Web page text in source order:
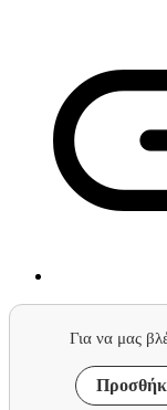
Για να μας